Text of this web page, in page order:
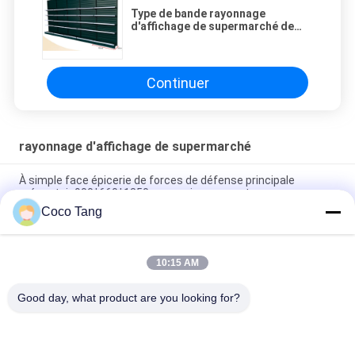
Type de bande rayonnage
d'affichage de supermarché de
Continuer
rayonnage d'affichage de supermarché
À simple face épicerie de forces de défense principale
présentoir 900*660*1350mm environnementaux
les présentoirs d'épicerie de 900*350*2350mm doublent à
simple face
Supports réglables d'épicerie de rayonnage d'affichage de
Coco Tang
10:15 AM
Good day, what product are you looking for?